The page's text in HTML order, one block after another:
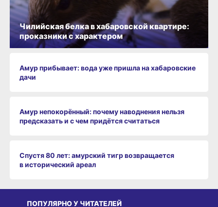
Амур прибывает: вода уже пришла на хабаровские
дачи
Амур непокорённый: почему наводнения нельзя
предсказать и с чем придётся считаться
Спустя 80 лет: амурский тигр возвращается
в исторический ареал
Чилийская белка в хабаровской квартире:
проказники с характером
ПОПУЛЯРНО У ЧИТАТЕЛЕЙ